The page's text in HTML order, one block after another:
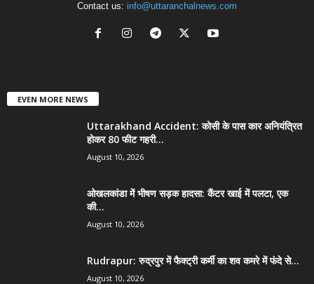
Contact us: info@uttaranchalnews.com
EVEN MORE NEWS
Uttarakhand Accident: कोसी के पास कार अनियंत्रित
होकर 80 फीट गहरी...
August 10, 2026
ओखलकांडा में भीषण सड़क हादसा: कैंटर खाई में पलटा, एक
की...
August 10, 2026
Rudrapur: रुद्रपुर में फैक्ट्री कर्मी का शव कमरे में फंदे से...
August 10, 2026